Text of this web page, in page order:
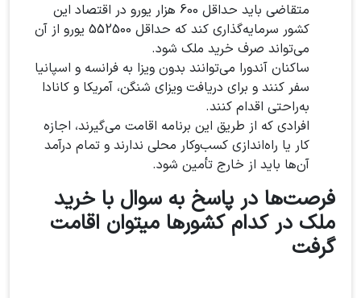
متقاضی باید حداقل 600 هزار یورو در اقتصاد این
کشور سرمایه‌گذاری کند که حداقل 552500 یورو از آن
می‌تواند صرف خرید ملک شود.
ساکنان آندورا می‌توانند بدون ویزا به فرانسه و اسپانیا
سفر کنند و برای دریافت ویزای شنگن، آمریکا و کانادا
به‌راحتی اقدام کنند.
افرادی که از طریق این برنامه اقامت می‌گیرند، اجازه
کار یا راه‌اندازی کسب‌وکار محلی ندارند و تمام درآمد
آن‌ها باید از خارج تأمین شود.
فرصت‌ها در پاسخ به سوال با خرید
ملک در کدام کشورها میتوان اقامت
گرفت